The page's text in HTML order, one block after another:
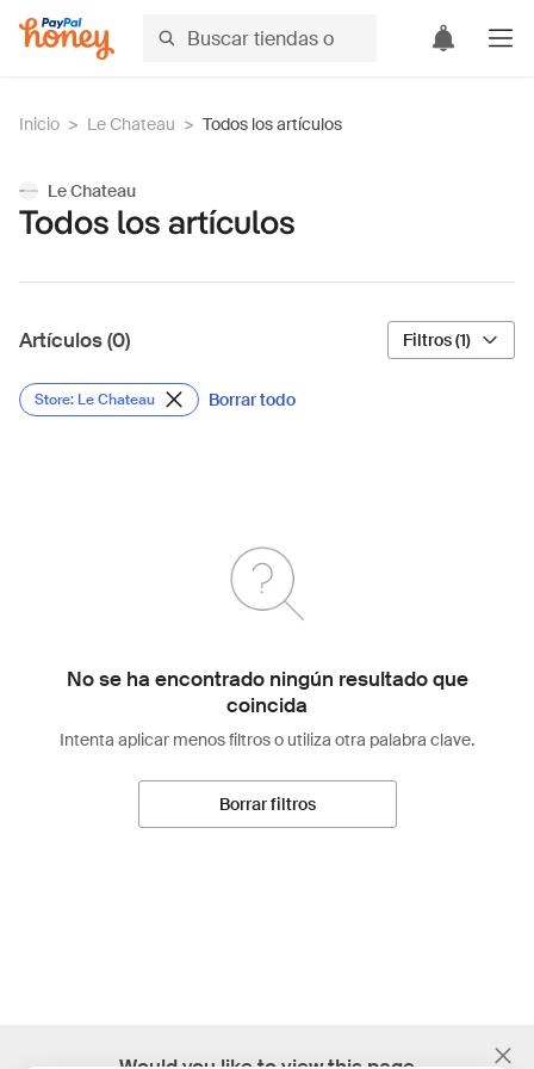
Inicio > Le Chateau > Todos los artículos
Le Chateau
Todos los artículos
Artículos (0) Filtros (1)
Store: Le Chateau Borrar todo
No se ha encontrado ningún resultado que
coincida
Intenta aplicar menos filtros o utiliza otra palabra clave.
Borrar filtros